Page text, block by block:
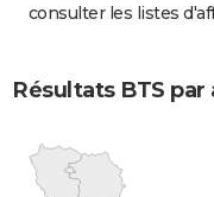
consulter les listes
Résultats BTS